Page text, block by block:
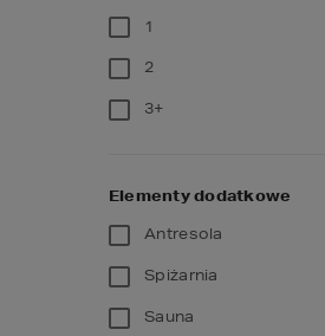
1
2
3+
Elementy dodatkowe
Antresola
Spiżarnia
Sauna